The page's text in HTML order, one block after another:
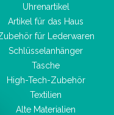
Uhrenartikel
Artikel für das Haus
für Lederwaren
Schlüsselanhänger
Tasche
High-Tech-Zubehör
Textilien
Alte Materialien